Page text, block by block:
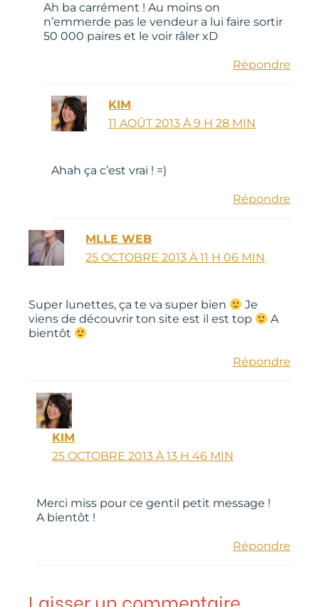
Ah ba carrément ! Au moins on
n’emmerde pas le vendeur a lui faire sortir
50 000 paires et le voir râler xD
Répondre
KIM
11 AOÛT 2013 À 9 H 28 MIN
Ahah ça c’est vrai ! =)
Répondre
MLLE WEB
25 OCTOBRE 2013 À 11 H 06 MIN
Super lunettes, ça te va super bien
Je
viens de découvrir ton site est il est top
A
bientôt
Répondre
KIM
25 OCTOBRE 2013 À 13 H 46 MIN
Merci miss pour ce gentil petit message !
A bientôt !
Répondre
Laisser un commentaire